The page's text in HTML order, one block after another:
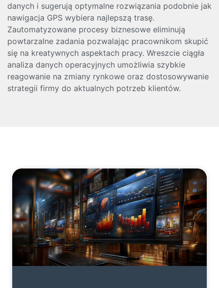
danych i sugerują optymalne rozwiązania podobnie jak
nawigacja GPS wybiera najlepszą trasę.
Zautomatyzowane procesy biznesowe eliminują
powtarzalne zadania pozwalając pracownikom skupić
się na kreatywnych aspektach pracy. Wreszcie ciągła
analiza danych operacyjnych umożliwia szybkie
reagowanie na zmiany rynkowe oraz dostosowywanie
strategii firmy do aktualnych potrzeb klientów.